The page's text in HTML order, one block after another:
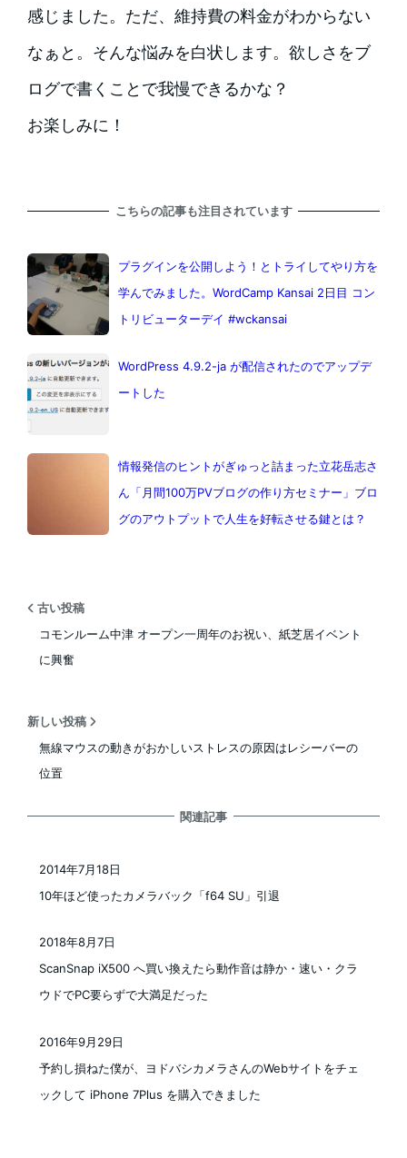
感じました。ただ、維持費の料金がわからない
なぁと。そんな悩みを白状します。欲しさをブ
ログで書くことで我慢できるかな？
お楽しみに！
こちらの記事も注目されています
プラグインを公開しよう！とトライしてやり方を
学んでみました。WordCamp Kansai 2日目 コン
トリビューターデイ #wckansai
WordPress 4.9.2-ja が配信されたのでアップデ
ートした
情報発信のヒントがぎゅっと詰まった立花岳志さ
ん「月間100万PVブログの作り方セミナー」ブロ
グのアウトプットで人生を好転させる鍵とは？
古い投稿
コモンルーム中津 オープン一周年のお祝い、紙芝居イベント
に興奮
新しい投稿
無線マウスの動きがおかしいストレスの原因はレシーバーの
位置
関連記事
10年ほど使ったカメラバック「f64 SU」引退
投稿日
2014年7月18日
ScanSnap iX500 へ買い換えたら動作音は静か・速い・クラ
ウドでPC要らずで大満足だった
2018年8月7日
予約し損ねた僕が、ヨドバシカメラさんのWebサイトをチェ
ックして iPhone 7Plus を購入できました
2016年9月29日